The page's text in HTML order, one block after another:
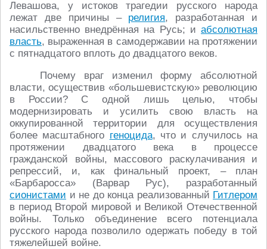
Левашова, у истоков трагедии русского народа
лежат две причины – религия, разработанная и
насильственно внедрённая на Русь; и абсолютная
власть, выраженная в самодержавии на протяжении
с пятнадцатого вплоть до двадцатого веков.
Почему враг изменил форму абсолютной
власти, осуществив «большевистскую» революцию
в России? С одной лишь целью, чтобы
модернизировать и усилить свою власть на
оккупированной территории для осуществления
более масштабного геноцида, что и случилось на
протяжении двадцатого века в процессе
гражданской войны, массового раскулачивания и
репрессий, и, как финальный проект, – план
«Барбаросса» (Варвар Рус), разработанный
сионистами и не до конца реализованный Гитлером
в период Второй мировой и Великой Отечественной
войны. Только объединение всего потенциала
русского народа позволило одержать победу в той
тяжелейшей войне.